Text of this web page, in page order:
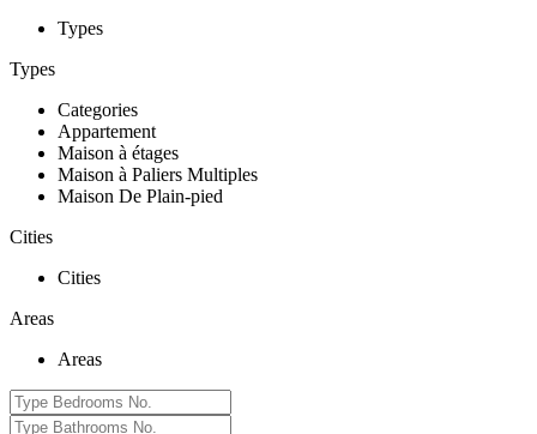
Types
Types
Categories
Appartement
Maison à étages
Maison à Paliers Multiples
Maison De Plain-pied
Cities
Cities
Areas
Areas